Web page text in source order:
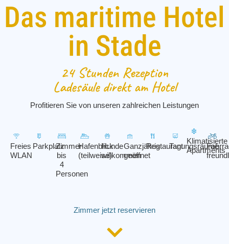
Das maritime Hotel
in Stade
24 Stunden Rezeption
Ladesäule direkt am Hotel
Profitieren Sie von unseren zahlreichen Leistungen
Freies
WLAN
ParkplatzZimmer
bis
4
Personen
Hafenblick
(teilweise)
Hunde
willkommen
Ganzjährig
geöffnet
RestaurantTagungsräume
Klimatisierte
Apartments
Zimmer jetzt reservieren